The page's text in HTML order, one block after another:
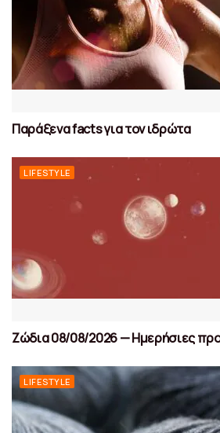
Παράξενα facts για τον ιδρώτα
LIFESTYLE
Ζώδια 08/08/2026 — Ημερήσιες
LIFESTYLE